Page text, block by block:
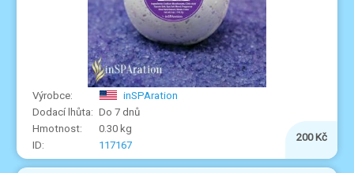
inSPAration
Do 7 dnů
0.30 kg
117167
200 Kč